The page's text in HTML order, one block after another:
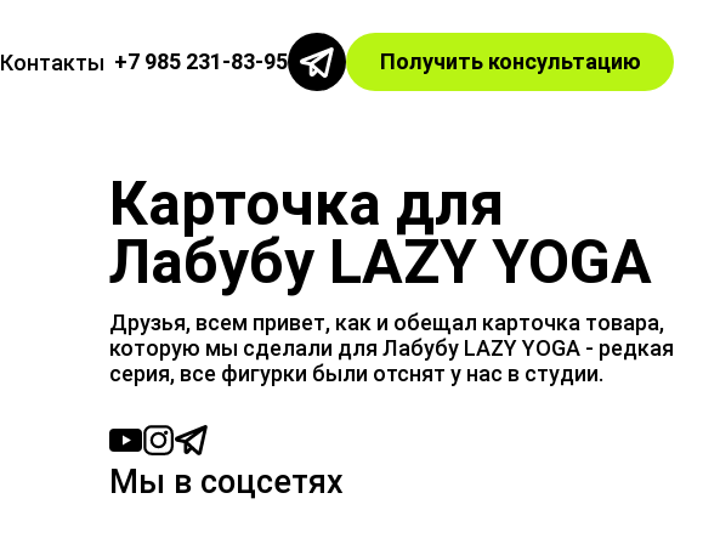
Контакты +7 985 231-83-95 Получить консультацию
Карточка для
Лабубу LAZY YOGA
Друзья, всем привет, как и обещал карточка товара,
которую мы сделали для Лабубу LAZY YOGA - редкая
серия, все фигурки были отснят у нас в студии.
Мы в соцсетях